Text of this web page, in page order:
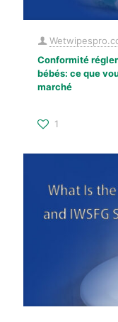
Conformité
bébés: ce que
marché
1